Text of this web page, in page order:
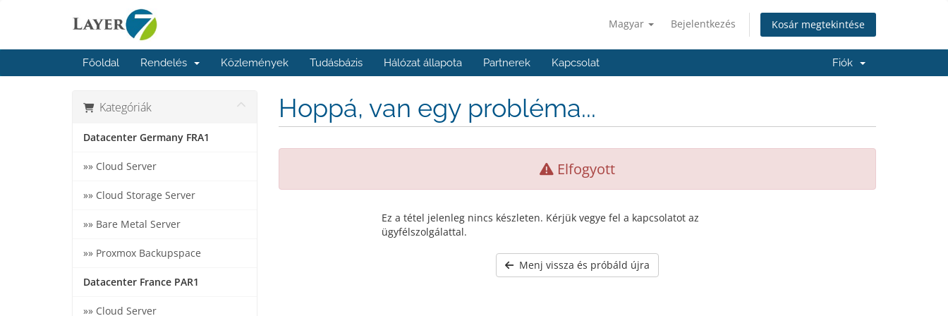
Magyar Bejelentkezés Kosár megtekintése
Főoldal Rendelés Közlemények Tudásbázis Hálózat állapota Partnerek Kapcsolat Fiók
Kategóriák
Datacenter Germany FRA1
»» Cloud Server
»» Cloud Storage Server
»» Bare Metal Server
»» Proxmox Backupspace
Datacenter France PAR1
»» Cloud Server
Hoppá, van egy probléma...
Elfogyott
Ez a tétel jelenleg nincs készleten. Kérjük vegye fel a kapcsolatot az
ügyfélszolgálattal.
Menj vissza és próbáld újra